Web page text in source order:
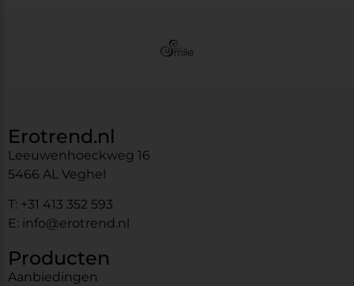
Erotrend.nl
Leeuwenhoeckweg 16
5466 AL Veghel
T: +31 413 352 593
E: info@erotrend.nl
Producten
Aanbiedingen